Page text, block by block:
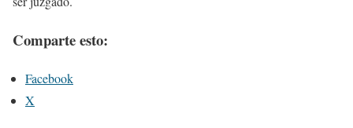
Comparte esto:
Facebook
X